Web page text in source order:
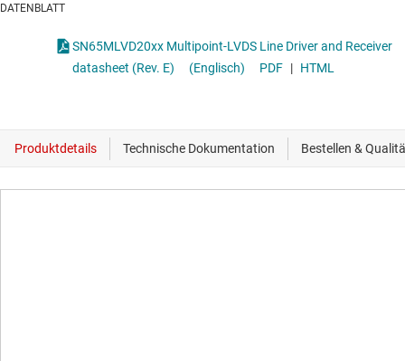
DATENBLATT
SN65MLVD20xx Multipoint-LVDS Line Driver and Receiver
datasheet (Rev. E)
(Englisch) PDF | HTML